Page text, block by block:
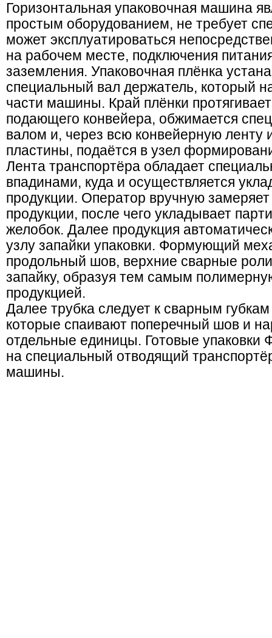
Горизонтальная упаковочная машина
простым оборудованием, не требует
может эксплуатироваться
на рабочем месте, подключения
заземления. Упаковочная плёнка
специальный вал держатель, который
части машины. Край плёнки
подающего конвейера, обжимается
валом и, через всю конвейерную ленту
пластины, подаётся в узел
Лента транспортёра обладает
впадинами, куда и осуществляется
продукции. Оператор вручную замеряет
продукции, после чего укладывает
желобок. Далее продукция
узлу запайки упаковки. Формующий
продольный шов, верхние сварные
запайку, образуя тем самым
продукцией.
Далее трубка следует к сварным
которые спаивают поперечный шов и
отдельные единицы. Готовые
на специальный отводящий
машины.